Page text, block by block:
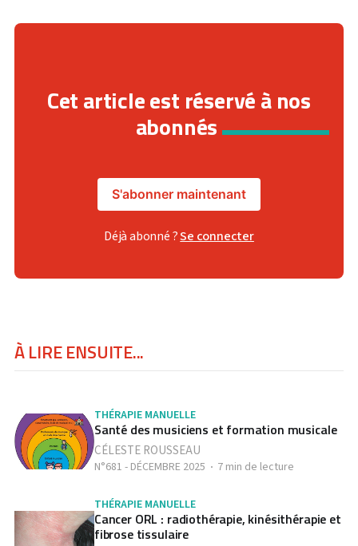
Cet article est réservé à nos
abonnés
S'abonner maintenant
Déjà abonné ?Se connecter
À LIRE ENSUITE...
THÉRAPIE MANUELLE
Santé des musiciens et formation musicale
CÉLESTE ROUSSEAU
N°681 - DÉCEMBRE 2025 7 min de lecture
THÉRAPIE MANUELLE
Cancer ORL : radiothérapie, kinésithérapie et
fibrose tissulaire